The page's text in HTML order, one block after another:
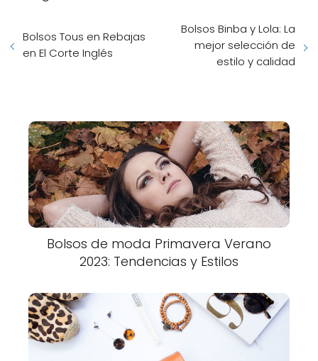
Bolsos Tous en Rebajas
en El Corte Inglés
Bolsos Binba y Lola: La
mejor selección de
estilo y calidad
Bolsos de moda Primavera Verano
2023: Tendencias y Estilos